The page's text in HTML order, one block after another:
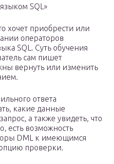
SQL»
хочет приобрести или
операторов
SQL. Суть обучения
сам пишет
вернуть или изменить
ответа
какие данные
а также увидеть, что
есть возможность
DML к имеющимся
проверки.